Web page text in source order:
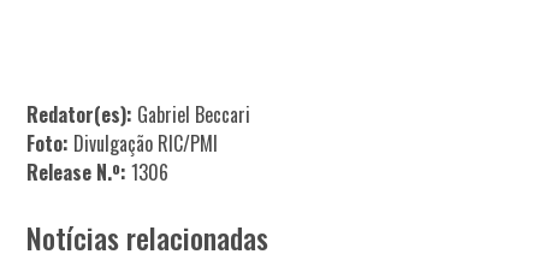
Redator(es): Gabriel Beccari
Foto: Divulgação RIC/PMI
Release N.º: 1306
Notícias relacionadas